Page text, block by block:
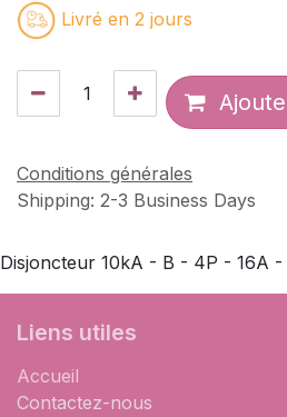
Livré en 2 jours
Conditions générales
Shipping: 2-3 Business Days
Disjoncteur 10kA - B - 4P - 16A -
Liens utiles
Accueil
Contactez-nous